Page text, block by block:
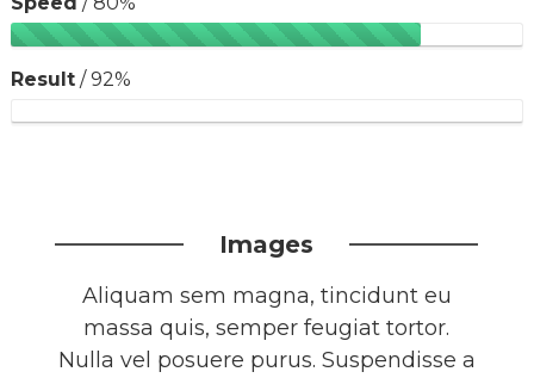
Result/ 92%
Images
Aliquam sem magna, tincidunt eu
massa quis, semper feugiat tortor.
Nulla vel posuere purus. Suspendisse a